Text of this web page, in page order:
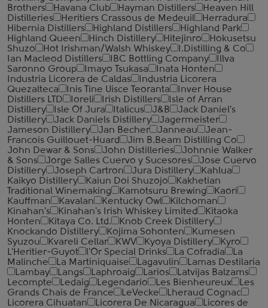
Brothers
Havana Club Hayman Distillers
Heaven Hill
Distilleries
Heritiers Crassous de Medeuil
Herradura
Hibernia Distillers
Highland Distillers
Highland Park
Highland Queen
Hinch Distillery Hitejinro
Hokusetsu
Shuzo
Hot Irishman/Walsh Whiskey
I.Distilling & Co
Ian Macleod Distillers
IBC Bottling Company
Illva
Saronno Group
Imayo Tsukasa
Inata Honten
Industria Licorera de Caldas
Industria Licorera
Quezalteca
Inis Tine Uisce Teoranta
Inver House
Distillers LTD
Ioreli Irish Distillers
Isle of Arran
Distillery
Isle Of Jura Italicus J&B
Jack Daniel's
Distillery
Jack Daniels Distillery
Jagermeister
Jameson Distillery
Jan Becher Janneau
Jean-
Francois Guillouet-Huard
Jim B.Beam Distilling Co
John Dewar & Sons
John Distilleries
Johnnie Walker
& Sons
Jorge Salles Cuervo y Sucesores
Jose Cuervo
Distillery
Joseph Cartron Jura Distillery
Kahlua
Kaikyo Distillery
Kaiun Doi Shuzojo
Kakhetian
Traditional Winemaking
Kamotsuru Brewing
Kaori
Kauffman
Kavalan Kentucky Owl
Kilchoman
Kinahan's
Kinahan's Irish Whiskey Limited
Kitaoka
Honten
Kitaya Co. Ltd.
Knob Creek Distillery
Knockando Distillery
Kojima Sohonten
Kumesen
Syuzou
Kvareli Cellar KWV Kyoya Distillery
Kyro
L'Heritier-Guyot
l'Or Special Drinks La Cofradia
La
Malinche
La Martiniquaise Lagavulin
Lamas Destilaria
Lambay
Langs Laphroaig Larios
Latvijas Balzams
Lecompte
Ledaig Legendario Les Bienheureux
Les
Grands Chais de France
LeVecke
Lheraud Cognac
Licorera Cihuatan
Licorera De Nicaragua
Licores de